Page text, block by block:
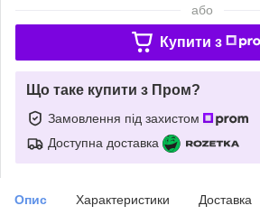
або
Купити з
Що таке купити з Пром?
Замовлення під захистом
Доступна доставка
Опис Характеристики Доставка